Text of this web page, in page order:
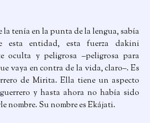
la tenía en la punta de la lengua, sabía
esta entidad, esta fuerza dakini
oculta y peligrosa –peligrosa para
vaya en contra de la vida, claro–. Es
de Mirita. Ella tiene un aspecto
y hasta ahora no había sido
nombre. Su nombre es Ekájati.